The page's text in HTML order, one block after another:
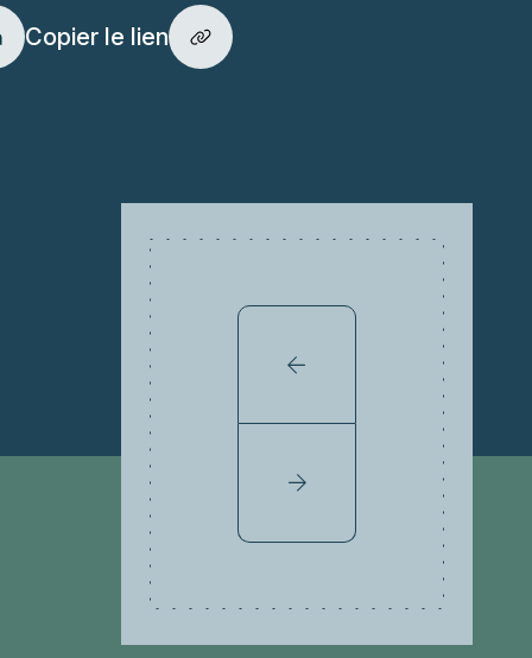
Copier le lien